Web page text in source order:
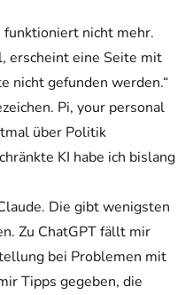
funktioniert nicht mehr.
erscheint eine Seite mit
nicht gefunden werden.“
Pi, your personal
über Politik
KI habe ich bislang
Die gibt wenigsten
Zu ChatGPT fällt mir
bei Problemen mit
Tipps gegeben, die